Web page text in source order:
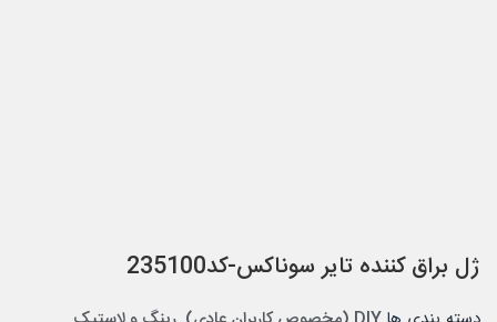
ژل براق کننده تایر سوناکس-کد235100